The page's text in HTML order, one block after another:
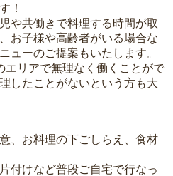
！
や共働きで料理する時間が取
お子様や高齢者がいる場合な
ューのご提案もいたします。
エリアで無理なく働くことがで
したことがないという方も大
、お料理の下ごしらえ、食材
付けなど普段ご自宅で行なっ